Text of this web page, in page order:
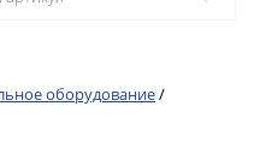
оборудование/